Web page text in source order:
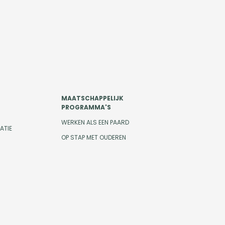
MAATSCHAPPELIJK
PROGRAMMA'S
WERKEN ALS EEN PAARD
OP STAP MET OUDEREN